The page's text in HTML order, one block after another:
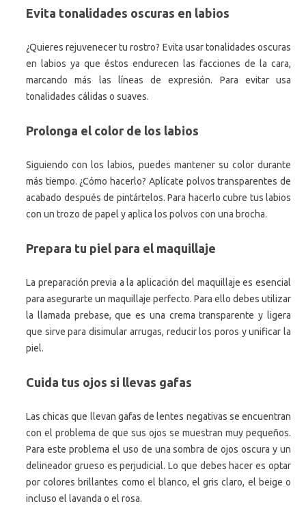
Evita tonalidades oscuras en labios
¿Quieres rejuvenecer tu rostro? Evita usar tonalidades oscuras
en labios ya que éstos endurecen las facciones de la cara,
marcando más las líneas de expresión. Para evitar usa
tonalidades cálidas o suaves.
Prolonga el color de los labios
Siguiendo con los labios, puedes mantener su color durante
más tiempo. ¿Cómo hacerlo? Aplícate polvos transparentes de
acabado después de pintártelos. Para hacerlo cubre tus labios
con un trozo de papel y aplica los polvos con una brocha.
Prepara tu piel para el maquillaje
La preparación previa a la aplicación del maquillaje es esencial
para asegurarte un maquillaje perfecto. Para ello debes utilizar
la llamada prebase, que es una crema transparente y ligera
que sirve para disimular arrugas, reducir los poros y unificar la
piel.
Cuida tus ojos si llevas gafas
Las chicas que llevan gafas de lentes negativas se encuentran
con el problema de que sus ojos se muestran muy pequeños.
Para este problema el uso de una sombra de ojos oscura y un
delineador grueso es perjudicial. Lo que debes hacer es optar
por colores brillantes como el blanco, el gris claro, el beige o
incluso el lavanda o el rosa.